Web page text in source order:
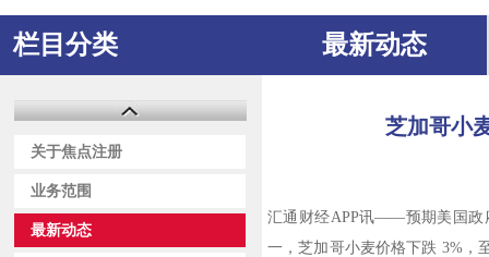
栏目分类
关于焦点注册
业务范围
最新动态
最新动态
芝加哥小
汇通财经APP讯——预期美国政
一，芝加哥小麦价格下跌 3%，